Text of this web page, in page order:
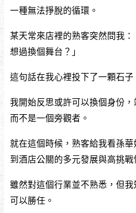
一種無法掙脫的循環。
某天常來店裡的熟客突然問我
想過換個舞台？」
這句話在我心裡投下了一顆石子
我開始反思或許可以換個身份，
而不是一個旁觀者。
就在這個時候，熟客給我看孫
到酒店公關的多元發展與高挑戰
雖然對這個行業並不熟悉，但
可以勝任。